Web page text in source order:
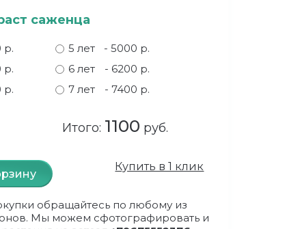
саженца
р.
р.
р.
5 лет
- 5000 р.
6 лет
- 6200 р.
7 лет
- 7400 р.
Итого: 1100 руб.
Купить в 1 клик
обращайтесь по любому из
Мы можем сфотографировать и